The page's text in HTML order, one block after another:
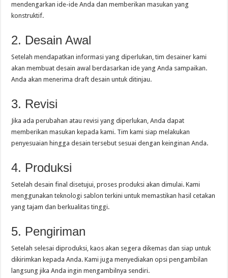
mendengarkan ide-ide Anda dan memberikan masukan yang
konstruktif.
2. Desain Awal
Setelah mendapatkan informasi yang diperlukan, tim desainer kami
akan membuat desain awal berdasarkan ide yang Anda sampaikan.
Anda akan menerima draft desain untuk ditinjau.
3. Revisi
Jika ada perubahan atau revisi yang diperlukan, Anda dapat
memberikan masukan kepada kami. Tim kami siap melakukan
penyesuaian hingga desain tersebut sesuai dengan keinginan Anda.
4. Produksi
Setelah desain final disetujui, proses produksi akan dimulai. Kami
menggunakan teknologi sablon terkini untuk memastikan hasil cetakan
yang tajam dan berkualitas tinggi.
5. Pengiriman
Setelah selesai diproduksi, kaos akan segera dikemas dan siap untuk
dikirimkan kepada Anda. Kami juga menyediakan opsi pengambilan
langsung jika Anda ingin mengambilnya sendiri.